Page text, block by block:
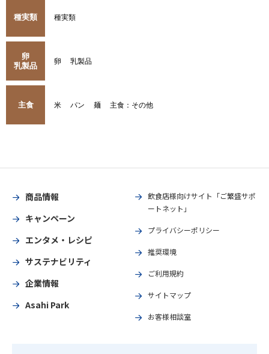
種実類 種実類
卵
乳製品
卵 乳製品
主食 米 パン 麺 主食：その他
商品情報
キャンペーン
エンタメ・レシピ
サステナビリティ
企業情報
Asahi Park
飲食店様向けサイト「ご繁盛サポ
ートネット」
プライバシーポリシー
推奨環境
ご利用規約
サイトマップ
お客様相談室